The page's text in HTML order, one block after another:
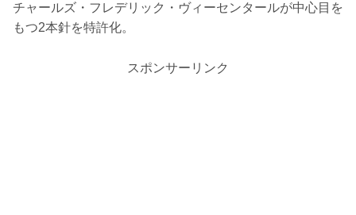
チャールズ・フレデリック・ヴィーセンタールが中心目を
もつ2本針を特許化。
スポンサーリンク